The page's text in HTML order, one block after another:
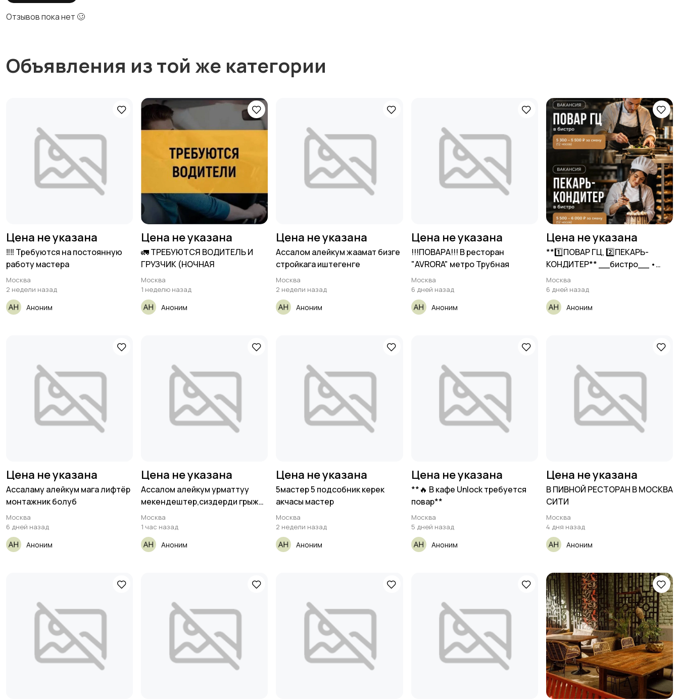
Отзывов пока нет 🥴
Объявления из той же категории
Цена не указана
‼️‼️ Требуются на постоянную
работу мастера
Москва
2 недели назад
Аноним
Цена не указана
🚛 ТРЕБУЮТСЯ ВОДИТЕЛЬ И
ГРУЗЧИК (НОЧНАЯ
Москва
1 неделю назад
Аноним
Цена не указана
Ассалом алейкум жаамат бизге
стройкага иштегенге
Москва
2 недели назад
Аноним
Цена не указана
!!!ПОВАРА!!! В ресторан
"AVRORA" метро Трубная
Москва
6 дней назад
Аноним
Цена не указана
**1️⃣ПОВАР ГЦ, 2️⃣ПЕКАРЬ-
КОНДИТЕР** __бистро__ •
Москва
Москва
6 дней назад
Аноним
Цена не указана
Ассаламу алейкум мага лифтёр
монтажник болуб
Москва
6 дней назад
Аноним
Цена не указана
Ассалом алейкум урматтуу
мекендештер,сиздерди грыжа,
Остеохондроз,скалиоз,
Москва
1 час назад
Аноним
Цена не указана
5мастер 5 подсобник керек
акчасы мастер
Москва
2 недели назад
Аноним
Цена не указана
**🔥 В кафе Unlock требуется
повар**
Москва
5 дней назад
Аноним
Цена не указана
В ПИВНОЙ РЕСТОРАН В МОСКВА
СИТИ
Москва
4 дня назад
Аноним